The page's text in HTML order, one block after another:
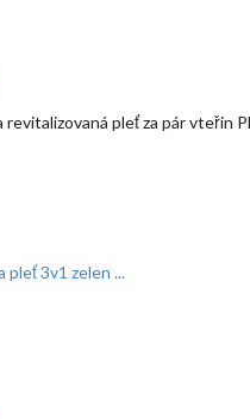
revitalizovaná pleť za pár vteřin
3v1 zelen ...